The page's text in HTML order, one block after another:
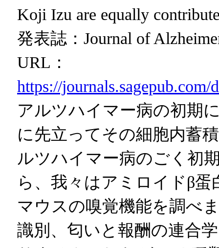
Koji Izu are equally
発表誌：Journal of
URL：
https://
アルツハイマー病の初期
に先立ってその細胞内蓄
ルツハイマー病のごく初
ら、我々はアミロイドβ
マウスの嗅覚機能を調べ
識別、匂いと報酬の連合